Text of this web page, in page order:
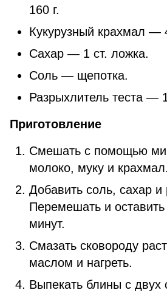
160 г.
Кукурузный крахмал —
Сахар — 1 ст. ложка.
Соль — щепотка.
Разрыхлитель теста —
Приготовление
Смешать с помощью
молоко, муку и крахмал.
Добавить соль, сахар и
Перемешать и
минут.
Смазать сковороду
маслом и нагреть.
Выпекать блины с двух